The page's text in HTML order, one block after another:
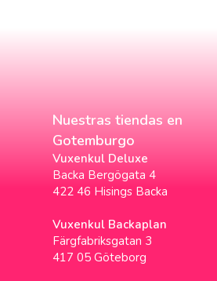
Nuestras tiendas en
Gotemburgo
Vuxenkul Deluxe
Backa Bergögata 4
422 46 Hisings Backa
Vuxenkul Backaplan
Färgfabriksgatan 3
417 05 Göteborg